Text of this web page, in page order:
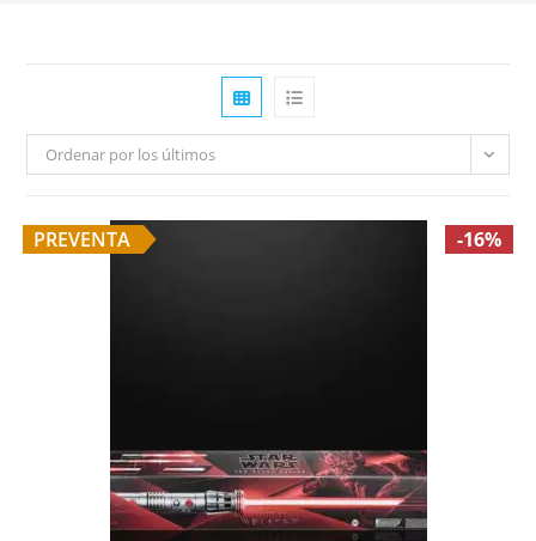
Ordenar por los últimos
-16%
PREVENTA